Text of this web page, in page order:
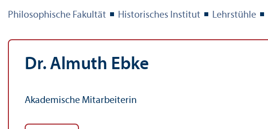
Philosophische Fakultät Historisches Institut Lehr­stühle
Dr. Almuth Ebke
Akademische Mitarbeiterin